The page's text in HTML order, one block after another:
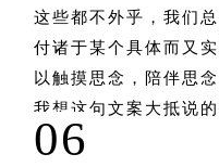
这些都不外乎，我们
付诸于某个具体而又
以触摸思念，陪伴思念
我想这句文案大抵说
06